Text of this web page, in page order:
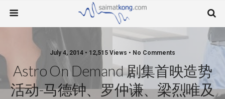
July 4, 2014 • 12,515 Views • No Comments
Astro On Demand 剧集首映造势
活动-马德钟、罗仲谦、梁烈唯及